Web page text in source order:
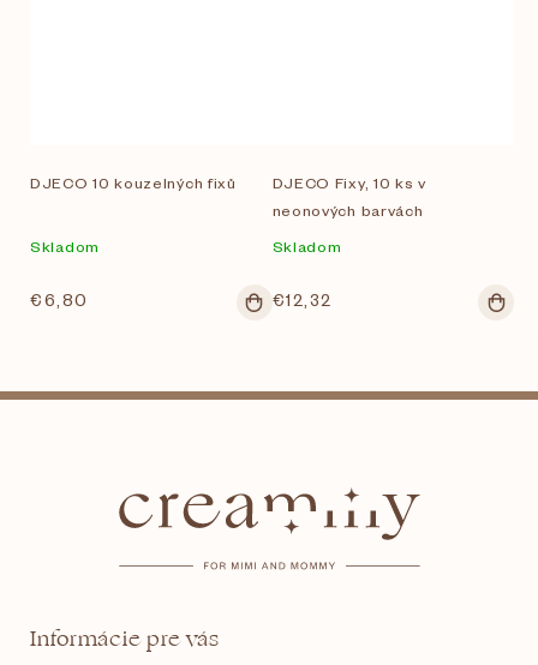
DJECO 10 kouzelných fixů
Skladom
€6,80
DJECO Fixy, 10 ks v
neonových barvách
Skladom
€12,32
Informácie pre vás